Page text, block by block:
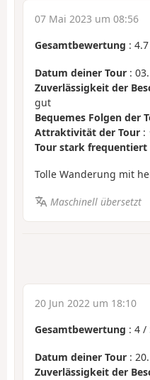
07 Mai 2023 um 08:56
Gesamtbewertung : 4.7
Datum deiner Tour :
Zuverlässigkeit der
gut
Bequemes Folgen der
Attraktivität der Tour :
Tour stark frequentiert
Tolle Wanderung mit
Maschinell übersetzt
20 Jun 2022 um 18:10
Gesamtbewertung : 4 /
Datum deiner Tour :
Zuverlässigkeit der